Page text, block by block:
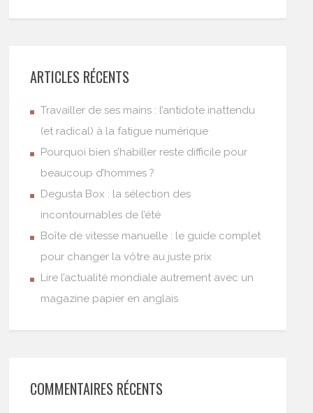
ARTICLES RÉCENTS
Travailler de ses mains : l’antidote inattendu
(et radical) à la fatigue numérique
Pourquoi bien s’habiller reste difficile pour
beaucoup d’hommes ?
Degusta Box : la sélection des
incontournables de l’été
Boîte de vitesse manuelle : le guide complet
pour changer la vôtre au juste prix
Lire l’actualité mondiale autrement avec un
magazine papier en anglais
COMMENTAIRES RÉCENTS